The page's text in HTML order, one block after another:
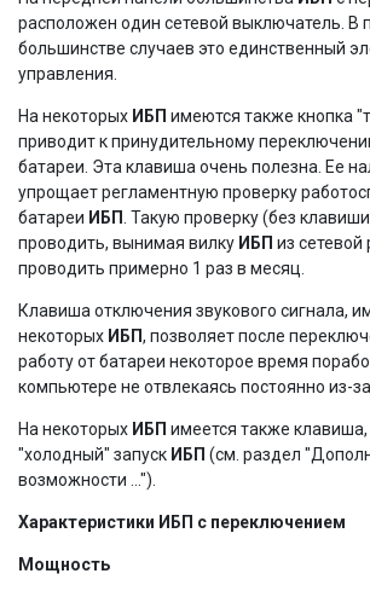
расположен один сетевой выключатель.
большинстве случаев это единственный
управления.
На некоторых ИБП имеются также кнопка
приводит к принудительному
батареи. Эта клавиша очень полезна. Ее
упрощает регламентную проверку
батареи ИБП . Такую проверку (без
проводить, вынимая вилку ИБП из сетевой
проводить примерно 1 раз в месяц.
Клавиша отключения звукового сигнала,
некоторых ИБП, позволяет после
работу от батареи некоторое время
компьютере не отвлекаясь постоянно из-
На некоторых ИБП имеется также
"холодный" запуск ИБП (см. раздел
возможности ...").
Характеристики ИБП с переключением
Мощность